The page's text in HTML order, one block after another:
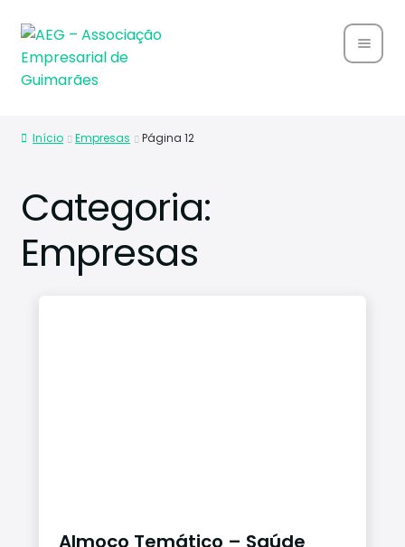
Início Empresas Página 12
Categoria:
Empresas
Almoço Temático – Saúde